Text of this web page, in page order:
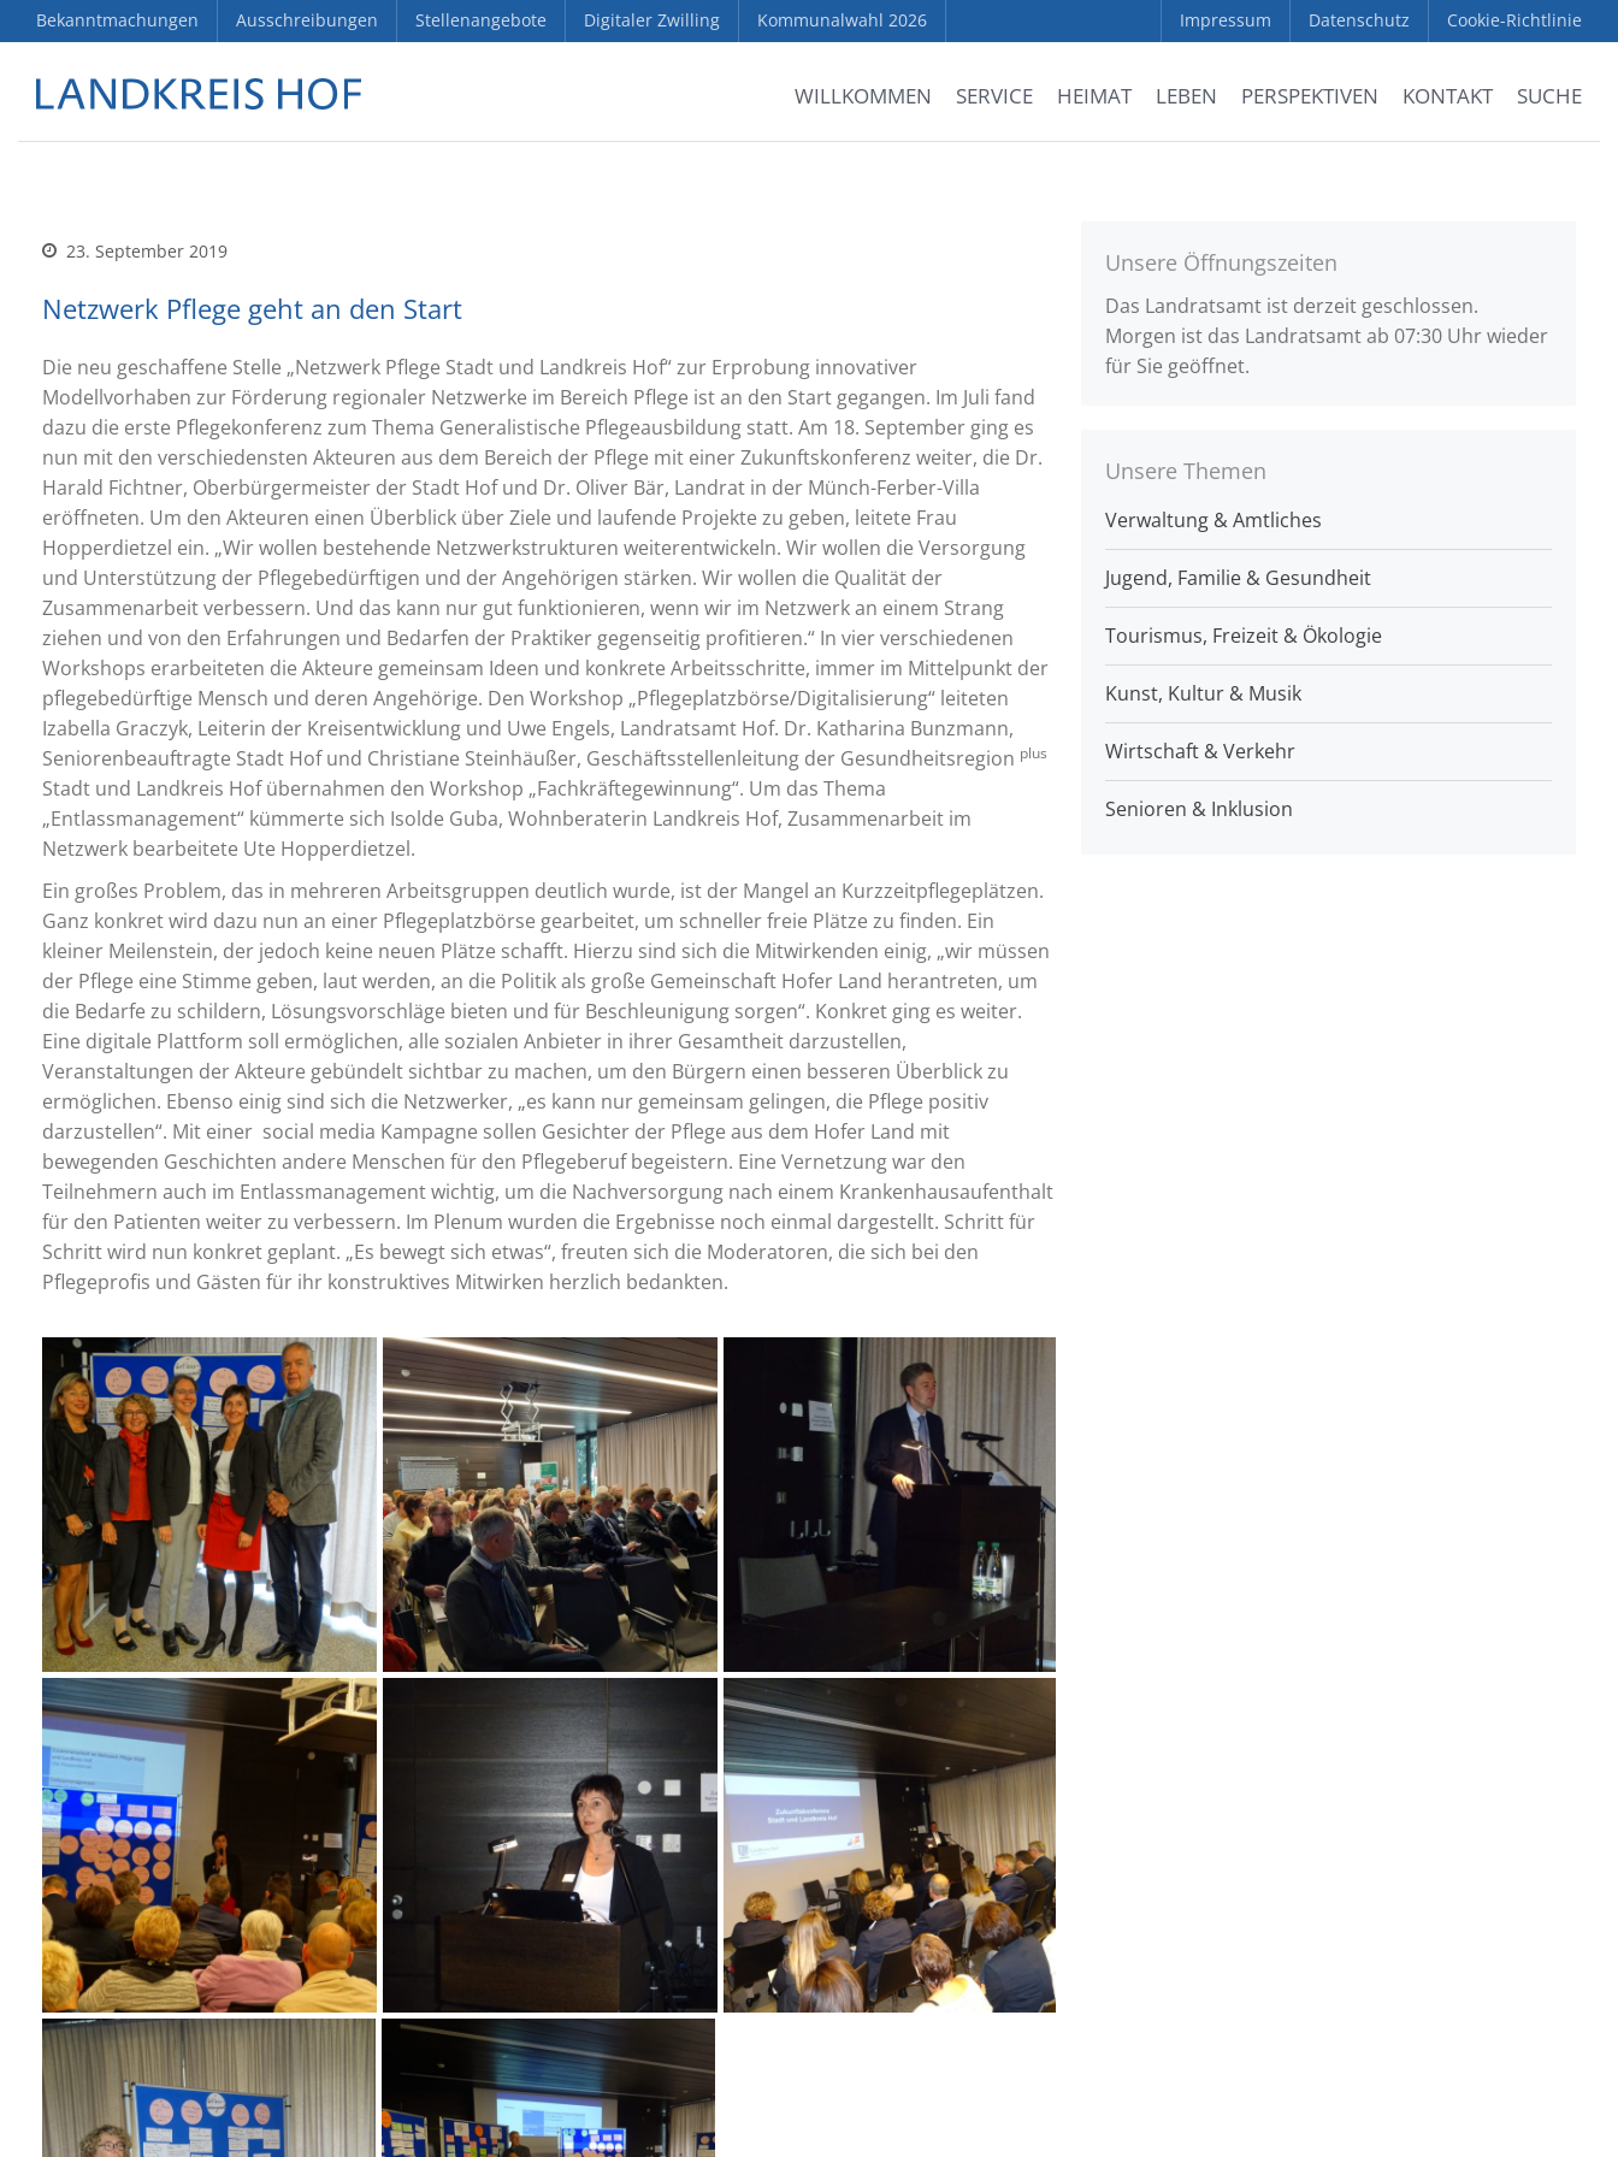
Bekanntmachungen Ausschreibungen Stellenangebote Digitaler Zwilling Kommunalwahl 2026 Impressum Datenschutz Cookie-Richtlinie
WILLKOMMEN SERVICE HEIMAT LEBEN PERSPEKTIVEN KONTAKT SUCHE
23. September 2019
Netzwerk Pflege geht an den Start
Die neu geschaffene Stelle „Netzwerk Pflege Stadt und Landkreis Hof“ zur Erprobung innovativer
Modellvorhaben zur Förderung regionaler Netzwerke im Bereich Pflege ist an den Start gegangen. Im Juli fand
dazu die erste Pflegekonferenz zum Thema Generalistische Pflegeausbildung statt. Am 18. September ging es
nun mit den verschiedensten Akteuren aus dem Bereich der Pflege mit einer Zukunftskonferenz weiter, die Dr.
Harald Fichtner, Oberbürgermeister der Stadt Hof und Dr. Oliver Bär, Landrat in der Münch-Ferber-Villa
eröffneten. Um den Akteuren einen Überblick über Ziele und laufende Projekte zu geben, leitete Frau
Hopperdietzel ein. „Wir wollen bestehende Netzwerkstrukturen weiterentwickeln. Wir wollen die Versorgung
und Unterstützung der Pflegebedürftigen und der Angehörigen stärken. Wir wollen die Qualität der
Zusammenarbeit verbessern. Und das kann nur gut funktionieren, wenn wir im Netzwerk an einem Strang
ziehen und von den Erfahrungen und Bedarfen der Praktiker gegenseitig profitieren.“ In vier verschiedenen
Workshops erarbeiteten die Akteure gemeinsam Ideen und konkrete Arbeitsschritte, immer im Mittelpunkt der
pflegebedürftige Mensch und deren Angehörige. Den Workshop „Pflegeplatzbörse/Digitalisierung“ leiteten
Izabella Graczyk, Leiterin der Kreisentwicklung und Uwe Engels, Landratsamt Hof. Dr. Katharina Bunzmann,
Seniorenbeauftragte Stadt Hof und Christiane Steinhäußer, Geschäftsstellenleitung der Gesundheitsregion plus
Stadt und Landkreis Hof übernahmen den Workshop „Fachkräftegewinnung“. Um das Thema
„Entlassmanagement“ kümmerte sich Isolde Guba, Wohnberaterin Landkreis Hof, Zusammenarbeit im
Netzwerk bearbeitete Ute Hopperdietzel.
Ein großes Problem, das in mehreren Arbeitsgruppen deutlich wurde, ist der Mangel an Kurzzeitpflegeplätzen.
Ganz konkret wird dazu nun an einer Pflegeplatzbörse gearbeitet, um schneller freie Plätze zu finden. Ein
kleiner Meilenstein, der jedoch keine neuen Plätze schafft. Hierzu sind sich die Mitwirkenden einig, „wir müssen
der Pflege eine Stimme geben, laut werden, an die Politik als große Gemeinschaft Hofer Land herantreten, um
die Bedarfe zu schildern, Lösungsvorschläge bieten und für Beschleunigung sorgen“. Konkret ging es weiter.
Eine digitale Plattform soll ermöglichen, alle sozialen Anbieter in ihrer Gesamtheit darzustellen,
Veranstaltungen der Akteure gebündelt sichtbar zu machen, um den Bürgern einen besseren Überblick zu
ermöglichen. Ebenso einig sind sich die Netzwerker, „es kann nur gemeinsam gelingen, die Pflege positiv
darzustellen“. Mit einer social media Kampagne sollen Gesichter der Pflege aus dem Hofer Land mit
bewegenden Geschichten andere Menschen für den Pflegeberuf begeistern. Eine Vernetzung war den
Teilnehmern auch im Entlassmanagement wichtig, um die Nachversorgung nach einem Krankenhausaufenthalt
für den Patienten weiter zu verbessern. Im Plenum wurden die Ergebnisse noch einmal dargestellt. Schritt für
Schritt wird nun konkret geplant. „Es bewegt sich etwas“, freuten sich die Moderatoren, die sich bei den
Pflegeprofis und Gästen für ihr konstruktives Mitwirken herzlich bedankten.
Unsere Öffnungszeiten
Das Landratsamt ist derzeit geschlossen.
Morgen ist das Landratsamt ab 07:30 Uhr wieder
für Sie geöffnet.
Unsere Themen
Verwaltung & Amtliches
Jugend, Familie & Gesundheit
Tourismus, Freizeit & Ökologie
Kunst, Kultur & Musik
Wirtschaft & Verkehr
Senioren & Inklusion